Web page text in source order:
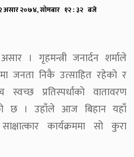
असार २०७४, सोमबार १२ : ३२ बजे
। गृहमन्त्री जनार्दन शर्माले
जनता निकै उत्साहित रहेको र
प्रतिस्पर्धाको वातावरण
छ । उहाँले आज बिहान यहाँ
कार्यक्रममा सो कुरा